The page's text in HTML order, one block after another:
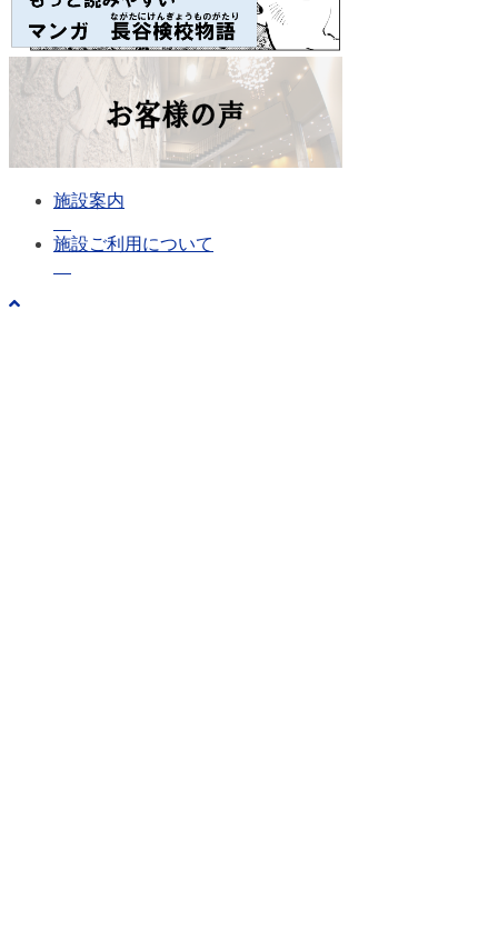
施設案内
施設ご利用について